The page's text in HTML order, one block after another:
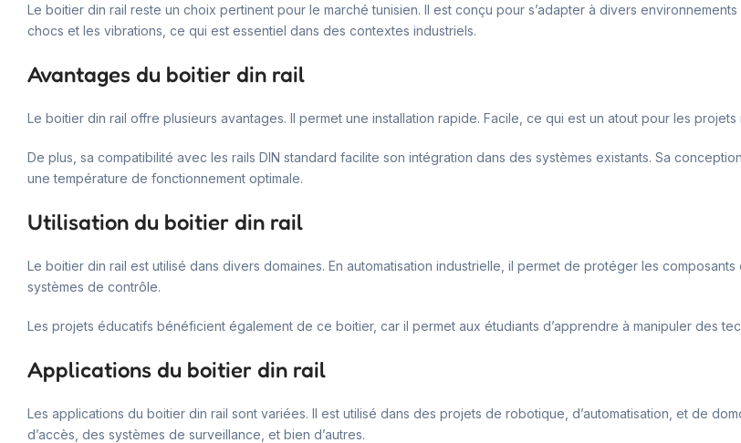
Le boitier din rail reste un choix pertinent pour le marché tunisien. Il est conçu pour s’adapter à divers
chocs et les vibrations, ce qui est essentiel dans des contextes industriels.
Avantages du boitier din rail
Le boitier din rail offre plusieurs avantages. Il permet une installation rapide. Facile, ce qui est un atout pour les
De plus, sa compatibilité avec les rails DIN standard facilite son intégration dans des systèmes existants. Sa
une température de fonctionnement optimale.
Utilisation du boitier din rail
Le boitier din rail est utilisé dans divers domaines. En automatisation industrielle, il permet de protéger les
systèmes de contrôle.
Les projets éducatifs bénéficient également de ce boitier, car il permet aux étudiants d’apprendre à manipuler des
Applications du boitier din rail
Les applications du boitier din rail sont variées. Il est utilisé dans des projets de robotique, d’automatisation, et de
d’accès, des systèmes de surveillance, et bien d’autres.